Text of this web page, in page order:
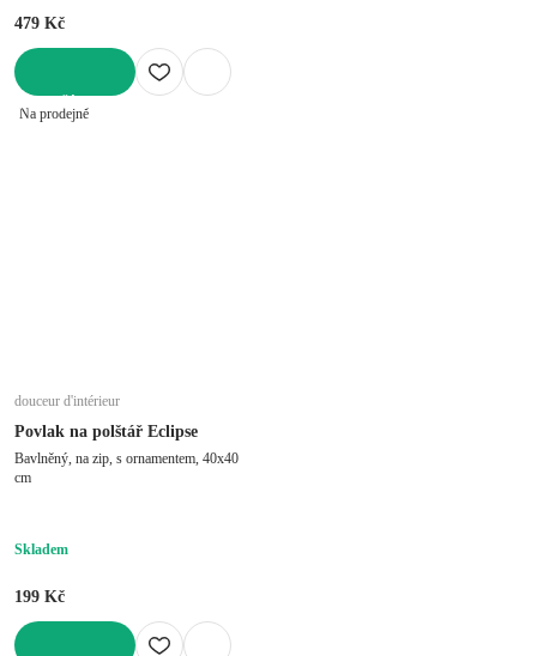
479 Kč
DO KOŠÍKU
Na prodejně
douceur d'intérieur
Povlak na polštář Eclipse
Bavlněný, na zip, s ornamentem, 40x40
cm
Skladem
199 Kč